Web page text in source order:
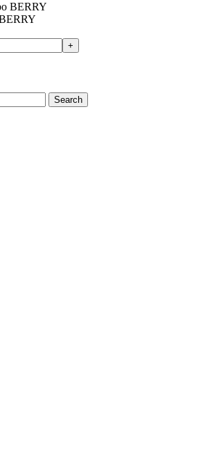
Search